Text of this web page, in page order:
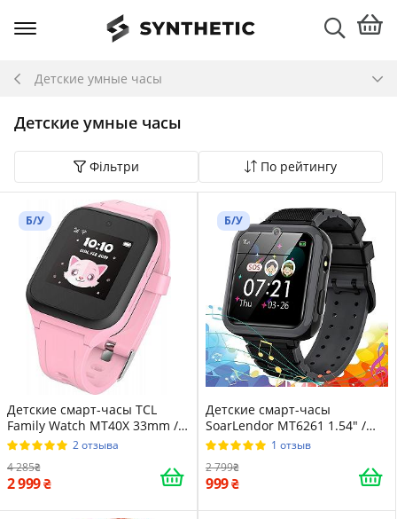
Детские умные часы
Детские умные часы
Фільтри По рейтингу
Б/У
Детские смарт-часы TCL
Family Watch MT40X 33mm /
nanoSIM / GPS / Wi-Fi /
Водонепроницаемость IP68 /
До 2 дней работы / Прием
2 отзыва
4 285
2 999
Б/У
Детские смарт-часы
SoarLendor MT6261 1.54" /
Wi-Fi / Прием звонков /
1 отзыв
2 799
999